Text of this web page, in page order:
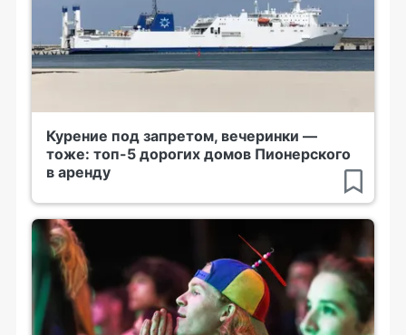
Курение под запретом, вечеринки —
тоже: топ-5 дорогих домов Пионерского
в аренду